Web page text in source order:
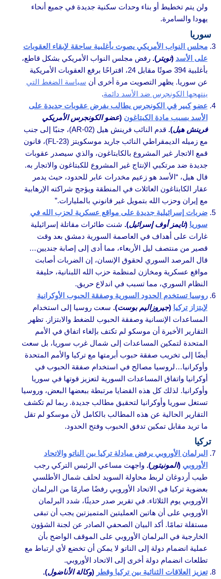
ولن يتم تخطيط أو بناء وحدات سكنية جديدة في جميع أنحاء
يهودا والسامرة.
سوريا
مجلس النواب الأمريكي يصوت بأغلبية ساحقة لإبقاء العقوبات
على الأسد (تويتر).رفض مجلس النواب الأمريكي بشكل قاطع،
بأغلبية 394 صوتًا مقابل 24، اقتراحًا برفع العقوبات الأمريكية
عن سوريا. يظهر التصويت مرة أخرى أن سياسة الضغط التي
ينتهجها الكونجرس ضد الأسد دائمة.
عضو كبير في الكونجرس يطالب بفرض عقوبات جديدة على
الأسد بسبب مادة الكبتاغون (عضو الكونجرس الأمريكي
فرينش هيل).
قدم النائب فرينش هيل (AR-02)، جنبًا إلى جنب
مع زميله الديمقراطي النائب جاريد موسكويتز (FL-23)، قانون
قمع الاتجار غير المشروع بالكابتاغون، والذي سيصدر عقوبات
جديدة ضد مرتكبي الإنتاج غير المشروع للكبتاغون والاتجار به.
قال هيل، “الأسد هو زعيم مخدرات عابر للحدود، حيث يدمر
عقار الكابتاغون العائلات في المنطقة ويؤجج شراكته الإرهابية
مع إيران وحزب الله بتمويل غير قانوني بالمليارات.”
ضربات إسرائيلية جديدة على مواقع عسكرية لحزب الله في
سوريا (تايمز أوف إسرائيل). شنت طائرات مقاتلة إسرائيلية
غارات على أهداف في العاصمة السورية دمشق بعد وقت
قصير من منتصف ليل الأربعاء، مما أدى إلى إصابة جنديين…
قال المرصد السوري لحقوق الإنسان، إن الضربات أصابت
مواقع عسكرية ومخازن لمنظمة حزب الله اللبنانية، حليفة
النظام السوري، مما تسبب في اندلاع حريق.
روسيا تستخدم الحدود السورية وصفقة الحبوب الأوكرانية
لإبتزاز تركيا (جيروزاليم بوست). سعت روسيا إلى استخدام
المساعدات الإنسانية وصفقة الحبوب للضغط والابتزاز. تظهر
التقارير الأخيرة أن موسكو لم تكتف بإلغاء اتفاق في الأمم
المتحدة لتمكين المساعدات إلى شمال غرب سوريا، بل سعت
أيضًا إلى تخريب صفقة حبوب أبرمتها مع تركيا والأمم المتحدة
وأوكرانيا…لروسيا مصالح في استخدام صفقة الحبوب في
أوكرانيا واتفاق المساعدات السورية لتعزيز قوتها في سوريا
وأوكرانيا. لذلك كل هذه القضايا مرتبطة ببعضها البعض، وروسيا
تستغل سوريا وأوكرانيا لتحقيق مطالب جديدة. ربما لم تكشف
التقارير الحالية عن هذه المطالب بالكامل لأن موسكو لم تقل
ما تريد مقابل تمكين تدفق الحبوب وفتح الحدود.
تركيا
البرلمان الأوروبي يرفض مبادلة تركيا بين الناتو والاتحاد
الأوروبي (المونيتور). واجهت مساعي الرئيس التركي رجب
طيب أردوغان لربط محاولة السويد لحلف شمال الأطلسي
بعضوية تركيا في الاتحاد الأوروبي رفضًا صارمًا من البرلمان
الأوروبي يوم الثلاثاء. في تقرير صدر حديثًا، شدد البرلمان
الأوروبي على أن هاتين العمليتين المتميزتين يجب أن تبقى
مستقلة تمامًا. أكد البيان الصحفي الصادر عن لجنة الشؤون
الخارجية في البرلمان الأوروبي على الموقف الواضح بأن
عملية انضمام دولة إلى الناتو لا يمكن أن تخضع لأي ارتباط مع
تطلعات انضمام دولة أخرى إلى الاتحاد الأوروبي.
تعزيز العلاقات الثنائية بين تركيا وقطر (وكالة الأناضول).